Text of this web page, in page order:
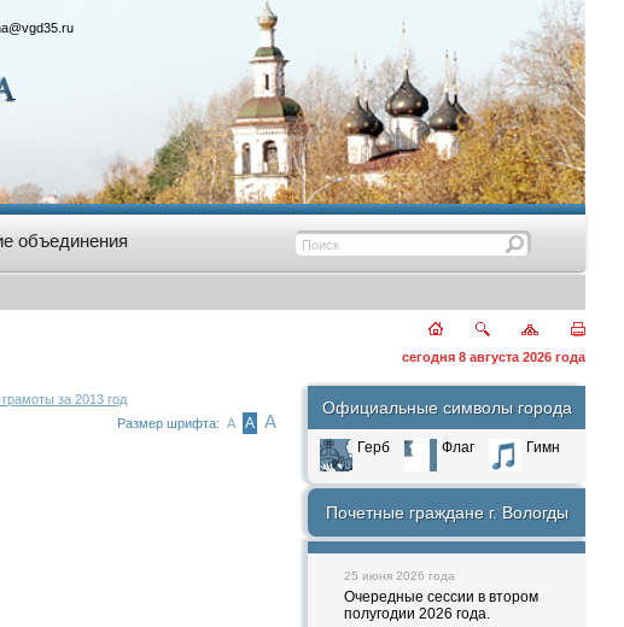
объединения
сегодня 8 августа 2026 года
за 2013 год
Размер шрифта: А А А
Официальные символы города
Герб Флаг Гимн
Почетные граждане г. Вологды
25 июня 2026 года
Очередные сессии в втором
полугодии 2026 года.